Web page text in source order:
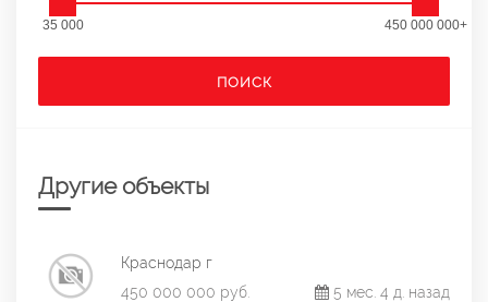
35 000 450 000 000+
ПОИСК
Другие объекты
Краснодар г
450 000 000 руб.
5 мес. 4 д. назад